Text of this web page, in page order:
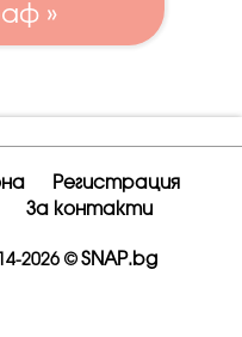
»
Регистрация
За контакти
2026 © SNAP.bg